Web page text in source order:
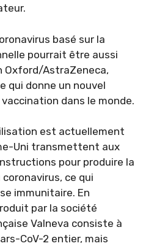
basé sur la
pourrait être aussi
Oxford/AstraZeneca,
qui donne un nouvel
dans le monde.
est actuellement
Uni transmettent aux
pour produire la
ce qui
immunitaire. En
par la société
Valneva consiste à
CoV-2 entier, mais